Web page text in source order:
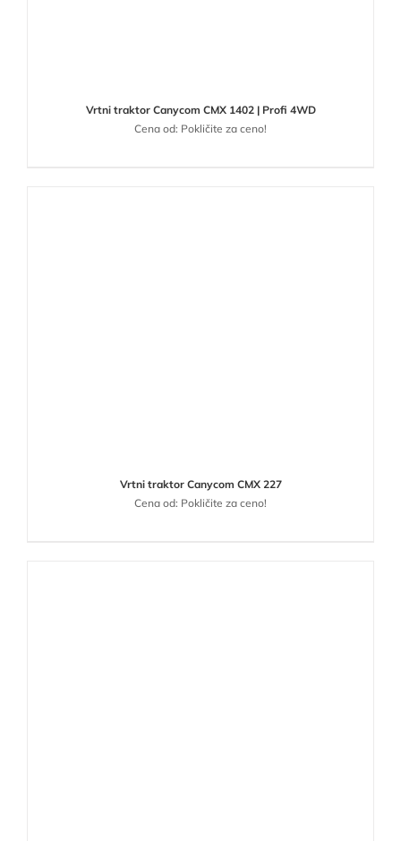
Vrtni traktor Canycom CMX 1402 | Profi 4WD
Cena od: Pokličite za ceno!
Vrtni traktor Canycom CMX 227
Cena od: Pokličite za ceno!